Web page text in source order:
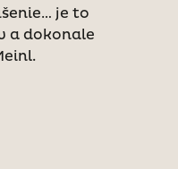
je to
a dokonale